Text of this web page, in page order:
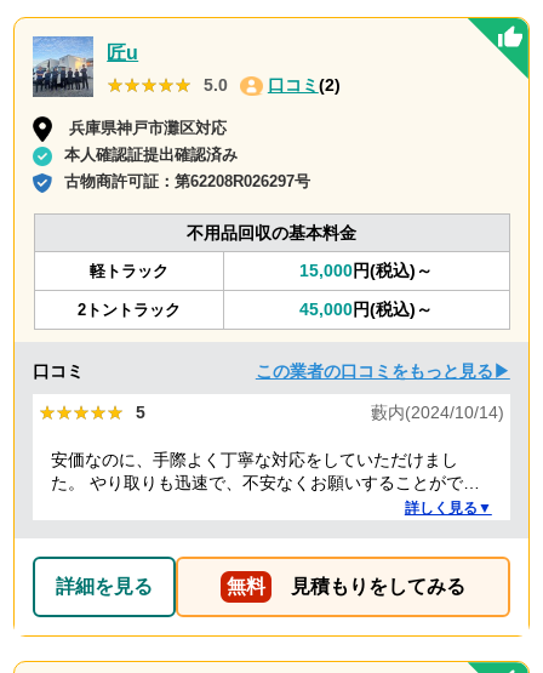
匠u
★★★★★
★★★★★ 5.0 口コミ (2)
兵庫県神戸市灘区対応
本人確認証提出確認済み
古物商許可証：第62208R026297号
不用品回収の基本料金
軽トラック 15,000円(税込)～
2トントラック 45,000円(税込)～
口コミ この業者の口コミをもっと見る▶
★★★★★
★★★★★ 5 藪内(2024/10/14)
安価なのに、手際よく丁寧な対応をしていただけまし
た。 やり取りも迅速で、不安なくお願いすることができ
詳しく見る▼
詳細を見る 無料 見積もりをしてみる